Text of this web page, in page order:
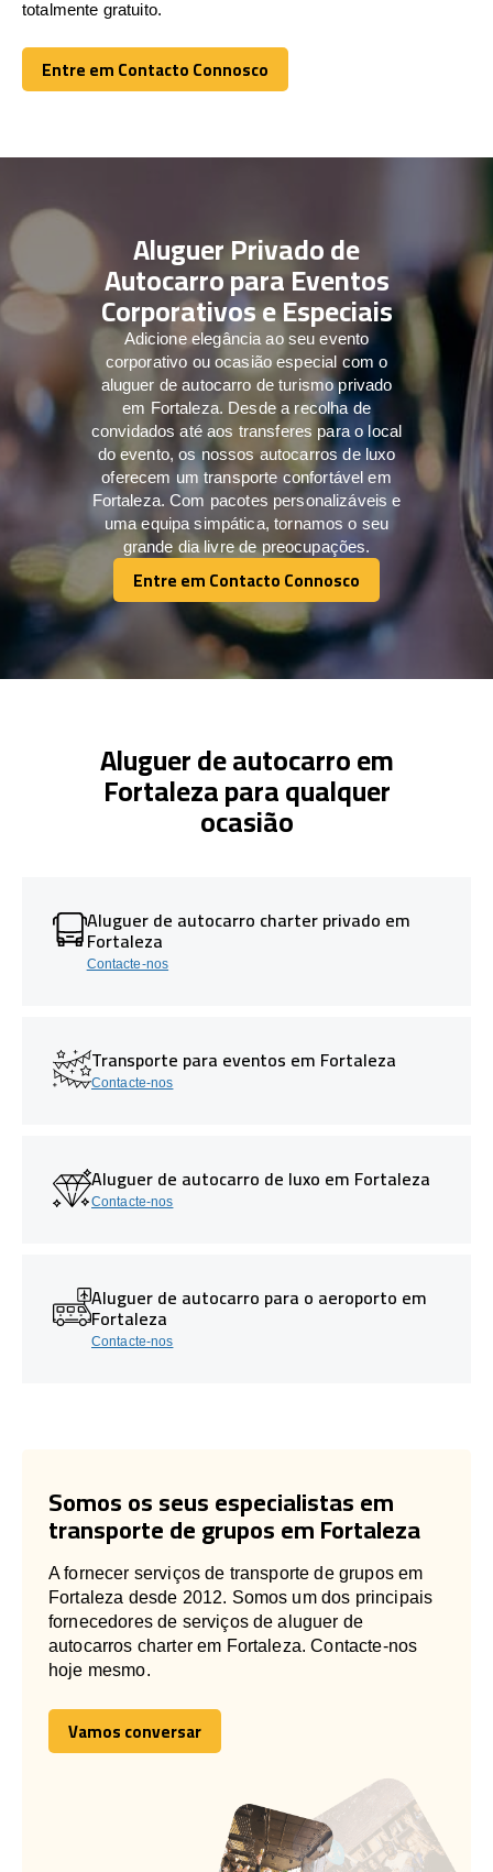
totalmente gratuito.
Entre em Contacto Connosco
Entre em Contacto Connosco
Aluguer Privado de
Autocarro para Eventos
Corporativos e Especiais
Adicione elegância ao seu evento
corporativo ou ocasião especial com o
aluguer de autocarro de turismo privado
em Fortaleza. Desde a recolha de
convidados até aos transferes para o local
do evento, os nossos autocarros de luxo
oferecem um transporte confortável em
Fortaleza. Com pacotes personalizáveis e
uma equipa simpática, tornamos o seu
grande dia livre de preocupações.
Entre em Contacto Connosco
Entre em Contacto Connosco
Aluguer de autocarro em
Fortaleza para qualquer
ocasião
Aluguer de autocarro charter privado em
Fortaleza
Contacte-nos
Transporte para eventos em Fortaleza
Contacte-nos
Aluguer de autocarro de luxo em Fortaleza
Contacte-nos
Aluguer de autocarro para o aeroporto em
Fortaleza
Contacte-nos
Somos os seus especialistas em
transporte de grupos em Fortaleza
A fornecer serviços de transporte de grupos em
Fortaleza desde 2012. Somos um dos principais
fornecedores de serviços de aluguer de
autocarros charter em Fortaleza. Contacte-nos
hoje mesmo.
Vamos conversar
Vamos conversar